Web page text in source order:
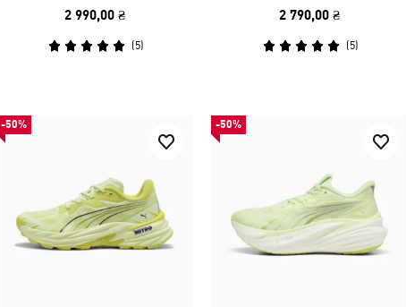
2 990,00 ₴
(5)
2 790,00 ₴
(5)
-50% -50%